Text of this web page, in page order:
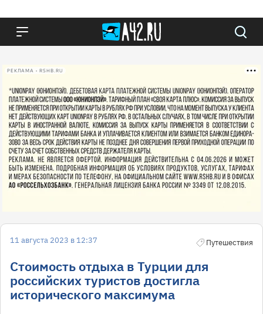
РЕКЛАМА • RSHB.RU
11 августа 2023 в 12:37 Путешествия
Стоимость отдыха в Турции для
российских туристов достигла
исторического максимума